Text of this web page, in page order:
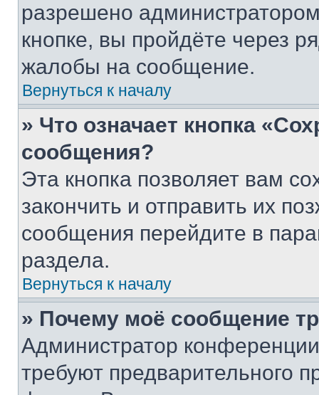
разрешено
кнопке, вы пройдёте через
жалобы на сообщение.
Вернуться к началу
» Что означает кнопка
сообщения?
Эта кнопка позволяет вам
закончить и отправить их
сообщения перейдите в
раздела.
Вернуться к началу
» Почему моё сообщение
Администратор
требуют предварительного